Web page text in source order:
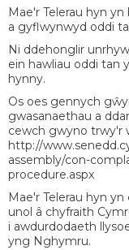
Mae'r Telerau hyn
a gyflwynwyd oddi
Ni ddehonglir
ein hawliau oddi tan
hynny.
Os oes gennych
gwasanaethau a
cewch gwyno trwy'r
http://
assembly/con-
procedure.aspx
Mae'r Telerau hyn
unol â chyfraith
i awdurdodaeth
yng Nghymru.